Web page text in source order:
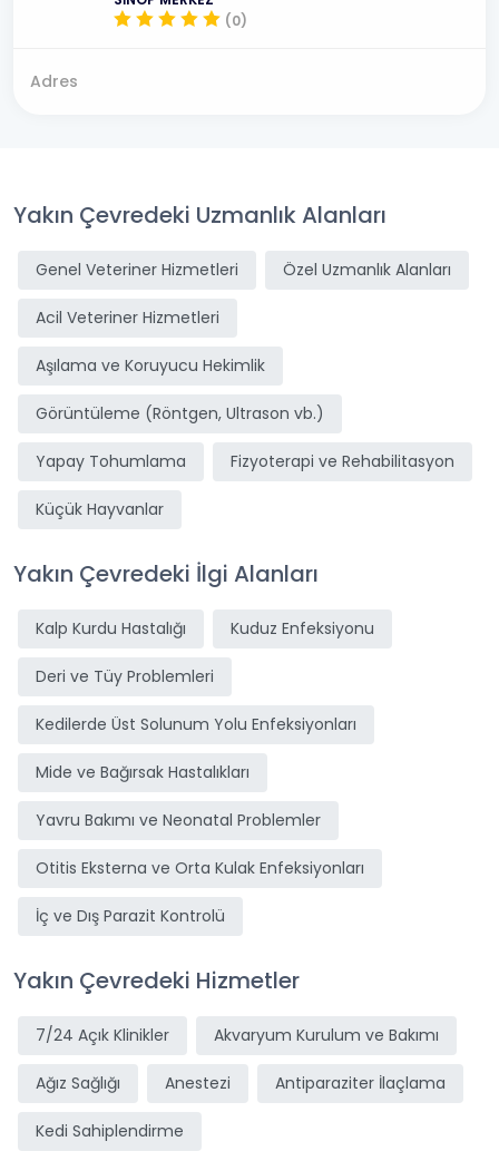
(0)
Adres
Yakın Çevredeki Uzmanlık Alanları
Genel Veteriner Hizmetleri Özel Uzmanlık Alanları
Acil Veteriner Hizmetleri
Aşılama ve Koruyucu Hekimlik
Görüntüleme (Röntgen, Ultrason vb.)
Yapay Tohumlama Fizyoterapi ve Rehabilitasyon
Küçük Hayvanlar
Yakın Çevredeki İlgi Alanları
Kalp Kurdu Hastalığı Kuduz Enfeksiyonu
Deri ve Tüy Problemleri
Kedilerde Üst Solunum Yolu Enfeksiyonları
Mide ve Bağırsak Hastalıkları
Yavru Bakımı ve Neonatal Problemler
Otitis Eksterna ve Orta Kulak Enfeksiyonları
İç ve Dış Parazit Kontrolü
Yakın Çevredeki Hizmetler
7/24 Açık Klinikler Akvaryum Kurulum ve Bakımı
Ağız Sağlığı Anestezi Antiparaziter İlaçlama
Kedi Sahiplendirme